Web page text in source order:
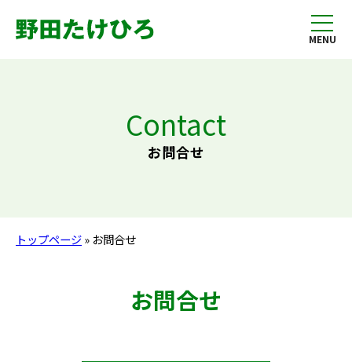
MENU
Contact
お問合せ
トップページ» お問合せ
お問合せ